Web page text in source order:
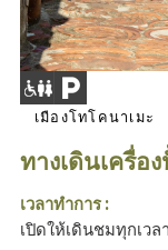
เมืองโทโคนาเมะ
ทางเดินเครื่อ
เวลาทำการ :
เปิดให้เดินชมทุกเวลา